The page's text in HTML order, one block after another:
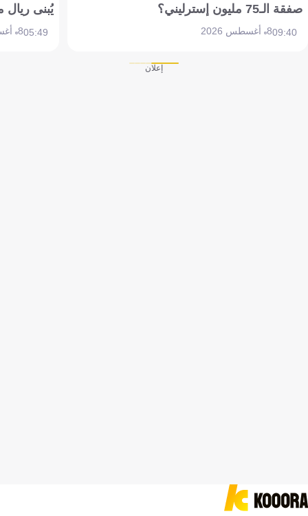
صفقة الـ75 مليون إسترليني؟
09:408 أغسطس 2026
يُبنى ريال
05:498 أغسطس 2026
إعلان